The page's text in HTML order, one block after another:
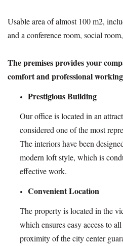
Usable area of almost 100 m2,
and a conference room, social
The premises provides your
comfort and professional
Prestigious Building
Our office is located in an
considered one of the most
The interiors have been
modern loft style, which is
effective work.
Convenient Location
The property is located in the
which ensures easy access to
proximity of the city center